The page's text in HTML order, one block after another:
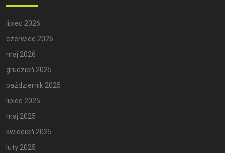
lipiec 2026
czerwiec 2026
maj 2026
grudzień 2025
październik 2025
lipiec 2025
maj 2025
kwiecień 2025
luty 2025